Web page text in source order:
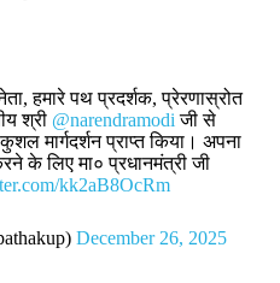
हमारे पथ प्रदर्शक, प्रेरणास्रोत
श्री @narendramodiजी से
मार्गदर्शन प्राप्त किया। अपना
के लिए मा० प्रधानमंत्री जी
kk2aB8OcRm
December 26, 2025